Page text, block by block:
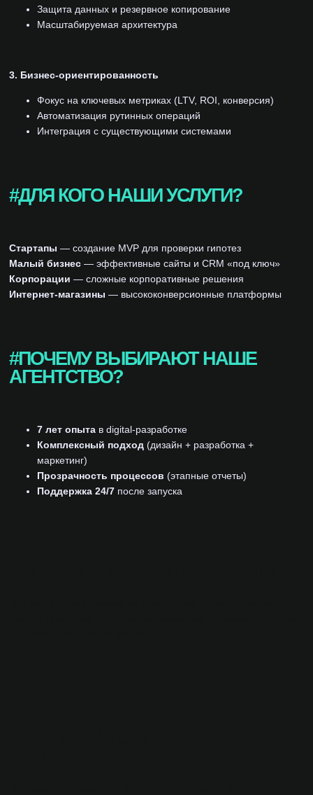
Защита данных и резервное копирование
Масштабируемая архитектура
3. Бизнес-ориентированность
Фокус на ключевых метриках (LTV, ROI, конверсия)
Автоматизация рутинных операций
Интеграция с существующими системами
#ДЛЯ КОГО НАШИ УСЛУГИ?
Стартапы — создание MVP для проверки гипотез
Малый бизнес — эффективные сайты и CRM «под ключ»
Корпорации — сложные корпоративные решения
Интернет-магазины — высококонверсионные платформы
#ПОЧЕМУ ВЫБИРАЮТ НАШЕ
АГЕНТСТВО?
7 лет опыта в digital-разработке
Комплексный подход (дизайн + разработка +
маркетинг)
Прозрачность процессов (этапные отчеты)
Поддержка 24/7 после запуска